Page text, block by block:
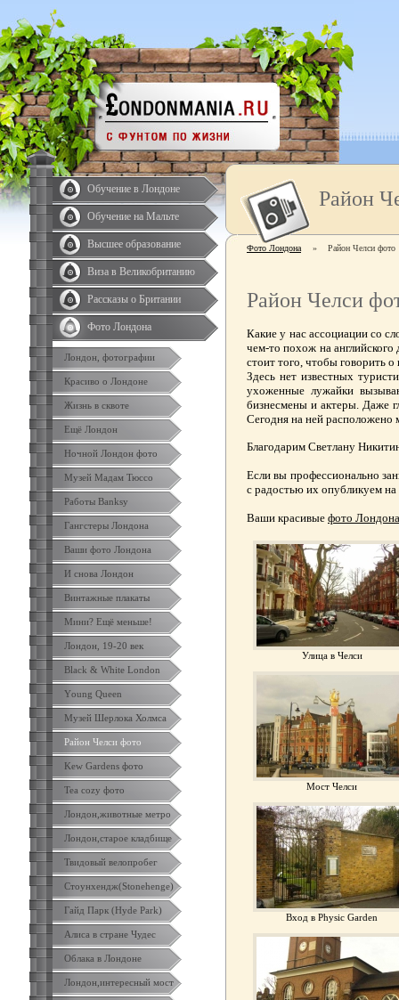
Обучение в Лондоне
Обучение на Мальте
Высшее образование
Виза в Великобританию
Рассказы о Британии
Фото Лондона
Лондон, фотографии
Красиво о Лондоне
Жизнь в сквоте
Ещё Лондон
Ночной Лондон фото
Музей Мадам Тюссо
Работы Banksy
Гангстеры Лондона
Ваши фото Лондона
И снова Лондон
Винтажные плакаты
Мини? Ещё меньше!
Лондон, 19-20 век
Black & White London
Yоung Queen
Музей Шерлока Холмса
Район Челси фото
Kew Gardens фото
Tea cozy фото
Лондон,животные метро
Лондон,старое кладбище
Твидовый велопробег
Стоунхендж(Stonehenge)
Гайд Парк (Hyde Park)
Алиса в стране Чудес
Облака в Лондоне
Лондон,интересный мост
Район
Фото Лондона » Район Челси фото
Район Челси
Какие у нас ассоциации со
чем-то похож на
стоит того, чтобы говорить о
Здесь нет известных
ухоженные лужайки
бизнесмены и актеры. Даже
Сегодня на ней расположено
Благодарим Светлану
Если вы профессионально
с радостью их опубликуем
Ваши красивые фото Лондона
Улица в Челси
Мост Челси
Вход в Physic Garden